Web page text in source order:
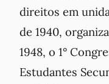
direitos em
de 1940,
1948, o 1°
Estudantes